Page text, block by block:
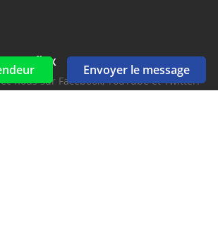
Envoyer le message
et flux
nous sur Facebook, YouTube et Twitter.